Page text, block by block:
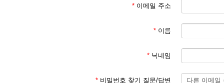
* 이메일 주소
* 이름
* 닉네임
* 비밀번호 찾기 질문/답변